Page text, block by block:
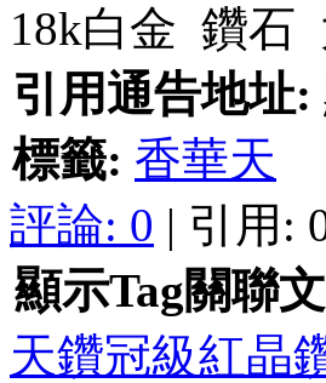
18k白金 鑽石
引用通告地址:
標籤: 香華天
評論: 0 | 引用:
顯示Tag關聯
天鑽冠級紅晶